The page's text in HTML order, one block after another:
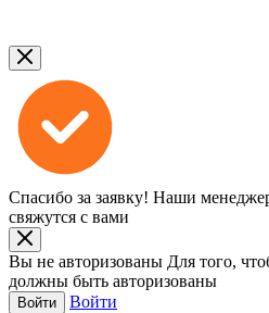
Спасибо за заявку! Наши
свяжутся с вами
Вы не авторизованы Для того,
должны быть авторизованы
Войти Войти